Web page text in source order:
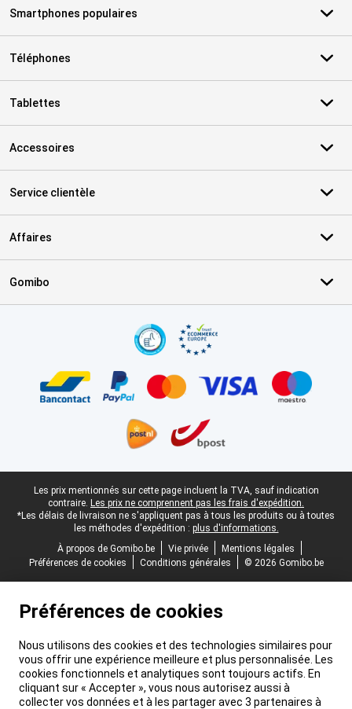
Smartphones populaires
Téléphones
Tablettes
Accessoires
Service clientèle
Affaires
Gomibo
Pied-de-page légal
Les prix mentionnés sur cette page incluent la TVA, sauf indication
contraire. Les prix ne comprennent pas les frais d'expédition.
*Les délais de livraison ne s'appliquent pas à tous les produits ou à toutes
les méthodes d'expédition : plus d'informations.
À propos de Gomibo.be
Vie privée
Mentions légales
Préférences de cookies
Conditions générales © 2026 Gomibo.be
Préférences de cookies
Nous utilisons des cookies et des technologies similaires pour
vous offrir une expérience meilleure et plus personnalisée. Les
cookies fonctionnels et analytiques sont toujours actifs. En
cliquant sur « Accepter », vous nous autorisez aussi à
collecter vos données et à les partager avec 3 partenaires à